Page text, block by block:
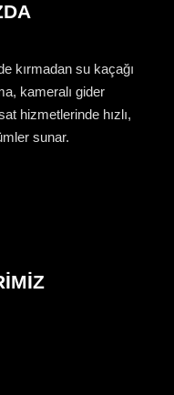
kırmadan su kaçağı
kameralı gider
hizmetlerinde hızlı,
sunar.